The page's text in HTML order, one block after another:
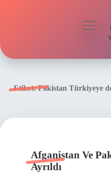
Etiket:Pakistan Türkiyeye
Afganistan Ve
Ayrıldı